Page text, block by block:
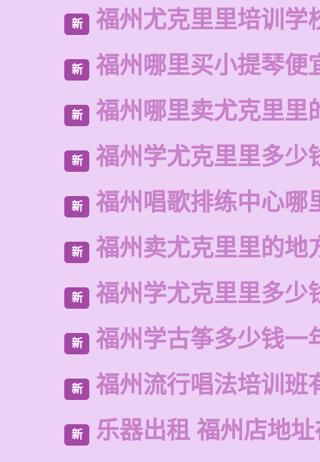
新 福州尤克里里培训学
新 福州哪里买小提琴便
新 福州哪里卖尤克里里
新 福州学尤克里里多少
新 福州唱歌排练中心哪
新 福州卖尤克里里的地
新 福州学尤克里里多少
新 福州学古筝多少钱一
新 福州流行唱法培训班
新 乐器出租 福州店地